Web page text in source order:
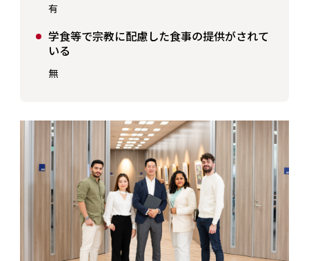
有
学食等で宗教に配慮した食事の提供がされて
いる
無